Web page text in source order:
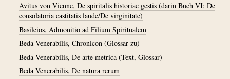
Avitus von Vienne, De spiritalis historiae gestis (darin Buch VI: De
consolatoria castitatis laude/De virginitate)
Basileios, Admonitio ad Filium Spiritualem
Beda Venerabilis, Chronicon (Glossar zu)
Beda Venerabilis, De arte metrica (Text, Glossar)
Beda Venerabilis, De natura rerum